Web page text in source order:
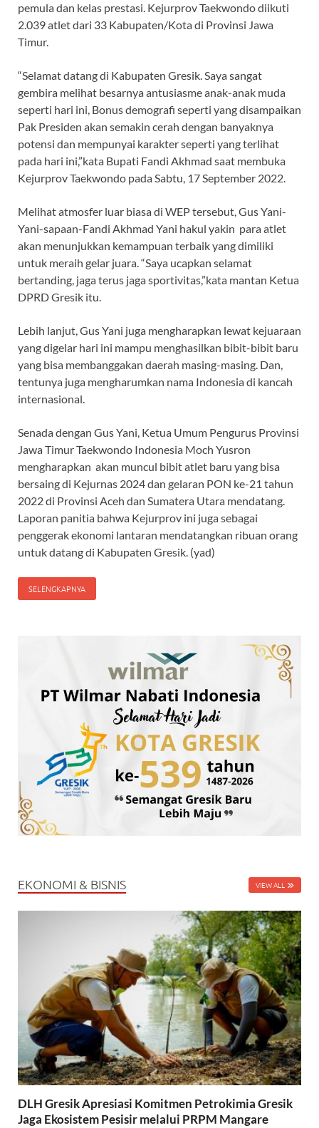
pemula dan kelas prestasi. Kejurprov Taekwondo diikuti
2.039 atlet dari 33 Kabupaten/Kota di Provinsi Jawa
Timur.
“Selamat datang di Kabupaten Gresik. Saya sangat
gembira melihat besarnya antusiasme anak-anak muda
seperti hari ini, Bonus demografi seperti yang disampaikan
Pak Presiden akan semakin cerah dengan banyaknya
potensi dan mempunyai karakter seperti yang terlihat
pada hari ini,”kata Bupati Fandi Akhmad saat membuka
Kejurprov Taekwondo pada Sabtu, 17 September 2022.
Melihat atmosfer luar biasa di WEP tersebut, Gus Yani-
Yani-sapaan-Fandi Akhmad Yani hakul yakin para atlet
akan menunjukkan kemampuan terbaik yang dimiliki
untuk meraih gelar juara. “Saya ucapkan selamat
bertanding, jaga terus jaga sportivitas,”kata mantan Ketua
DPRD Gresik itu.
Lebih lanjut, Gus Yani juga mengharapkan lewat kejuaraan
yang digelar hari ini mampu menghasilkan bibit-bibit baru
yang bisa membanggakan daerah masing-masing. Dan,
tentunya juga mengharumkan nama Indonesia di kancah
internasional.
Senada dengan Gus Yani, Ketua Umum Pengurus Provinsi
Jawa Timur Taekwondo Indonesia Moch Yusron
mengharapkan akan muncul bibit atlet baru yang bisa
bersaing di Kejurnas 2024 dan gelaran PON ke-21 tahun
2022 di Provinsi Aceh dan Sumatera Utara mendatang.
Laporan panitia bahwa Kejurprov ini juga sebagai
penggerak ekonomi lantaran mendatangkan ribuan orang
untuk datang di Kabupaten Gresik. (yad)
SELENGKAPNYA
EKONOMI & BISNIS VIEW ALL
DLH Gresik Apresiasi Komitmen Petrokimia Gresik
Jaga Ekosistem Pesisir melalui PRPM Mangare